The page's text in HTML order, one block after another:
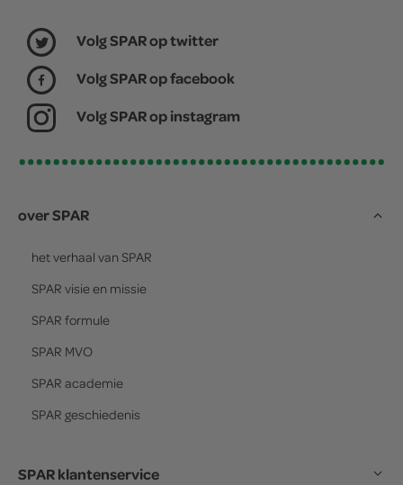
Volg SPAR op twitter
Volg SPAR op facebook
Volg SPAR op instagram
over SPAR
het verhaal van SPAR
SPAR visie en missie
SPAR formule
SPAR MVO
SPAR academie
SPAR geschiedenis
SPAR klantenservice